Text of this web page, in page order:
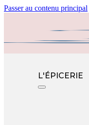
Passer au contenu principal
L'ÉPICERIE